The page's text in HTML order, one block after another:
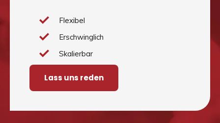
Flexibel
Erschwinglich
Skalierbar
Lass uns reden